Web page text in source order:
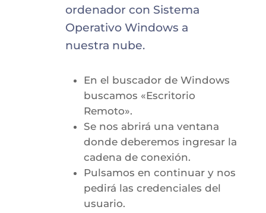
ordenador con Sistema
Operativo Windows a
nuestra nube.
En el buscador de Windows
buscamos «Escritorio
Remoto».
Se nos abrirá una ventana
donde deberemos ingresar la
cadena de conexión.
Pulsamos en continuar y nos
pedirá las credenciales del
usuario.